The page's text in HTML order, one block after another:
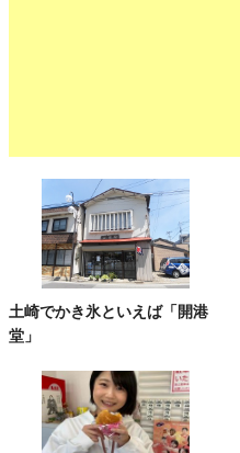
土崎でかき氷といえば「開港
堂」